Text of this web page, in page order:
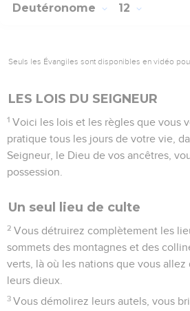
Deutéronome 12
Seuls les Évangiles sont disponibles en vidéo
LES LOIS DU SEIGNEUR
1 Voici les lois et les règles que vous
pratique tous les jours de votre vie,
Seigneur, le Dieu de vos ancêtres,
possession.
Un seul lieu de culte
2 Vous détruirez complètement les
sommets des montagnes et des
verts, là où les nations que vous
leurs dieux.
3 Vous démolirez leurs autels, vous